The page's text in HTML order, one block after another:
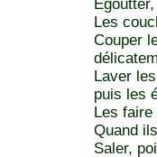
Les
Couper
Laver
puis les
Les faire
Quand
Saler,